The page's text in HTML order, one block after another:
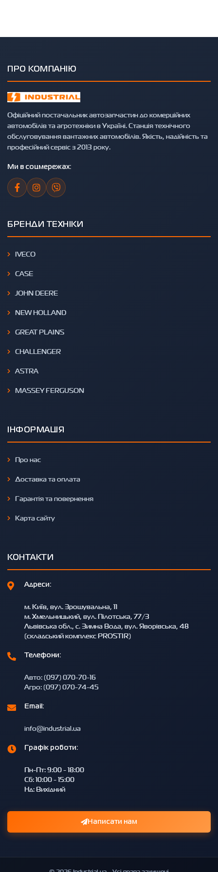
ПРО КОМПАНІЮ
Офіційний постачальник автозапчастин до комерційних
автомобілів та агротехніки в Україні. Станція технічного
обслуговування вантажних автомобілів. Якість, надійність та
професійний сервіс з 2013 року.
Ми в соцмережах:
БРЕНДИ ТЕХНІКИ
IVECO
CASE
JOHN DEERE
NEW HOLLAND
GREAT PLAINS
CHALLENGER
ASTRA
MASSEY FERGUSON
ІНФОРМАЦІЯ
Про нас
Доставка та оплата
Гарантія та повернення
Карта сайту
КОНТАКТИ
Адреси:
м. Київ, вул. Зрошувальна, 11
м. Хмельницький, вул. Пілотська, 77/3
Львівська обл., с. Зимна Вода, вул. Яворівська, 48
(складський комплекс PROSTIR)
Телефони:
Авто: (097) 070-70-16
Агро: (097) 070-74-45
Email:
info@industrial.ua
Графік роботи:
Пн-Пт: 9:00 - 18:00
Сб: 10:00 - 15:00
Нд: Вихідний
Написати нам